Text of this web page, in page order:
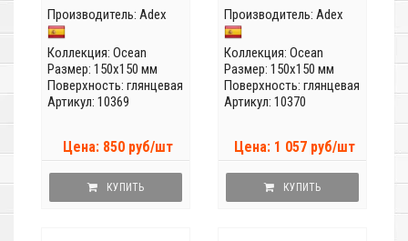
Производитель: Adex
Коллекция: Ocean
Размер: 150x150 мм
Поверхность: глянцевая
Артикул: 10369
Цена: 850 руб/шт
КУПИТЬ
Производитель: Adex
Коллекция: Ocean
Размер: 150x150 мм
Поверхность: глянцевая
Артикул: 10370
Цена: 1 057 руб/шт
КУПИТЬ